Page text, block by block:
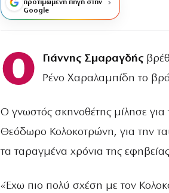
προτιμώμενη πηγή στην
Google
Ο Γιάννης Σμαραγδής
Ρένο Χαραλαμπίδη το
Ο γνωστός σκηνοθέτης μίλησε
Θεόδωρο Κολοκοτρώνη, για την
τα ταραγμένα χρόνια της
«Έχω πιο πολύ σχέση με τον